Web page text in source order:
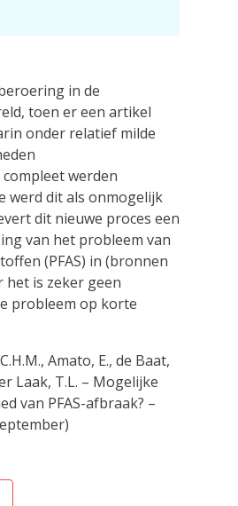
in de
toen er een artikel
onder relatief milde
werden
werd dit als onmogelijk
dit nieuwe proces een
van het probleem van
(PFAS) in (bronnen
is zeker geen
probleem op korte
Amato, E., de Baat,
Laak, T.L. – Mogelijke
van PFAS-afbraak? –